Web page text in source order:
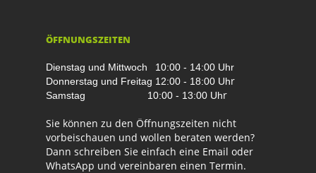
ÖFFNUNGSZEITEN
Dienstag und Mittwoch
10:00 - 14:00 Uhr
Donnerstag und Freitag 12:00 - 18:00 Uhr
Samstag 10:00 - 13:00 Uhr
Sie können zu den Öffnungszeiten nicht
vorbeischauen und wollen beraten werden?
Dann schreiben Sie einfach eine Email oder
WhatsApp und vereinbaren einen Termin.